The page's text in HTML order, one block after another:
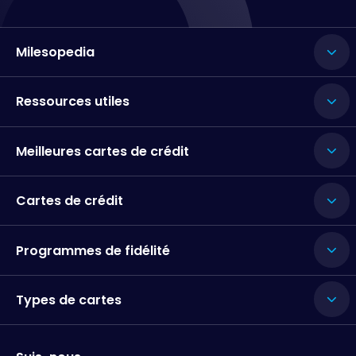
Milesopedia
Ressources utiles
Meilleures cartes de crédit
Cartes de crédit
Programmes de fidélité
Types de cartes